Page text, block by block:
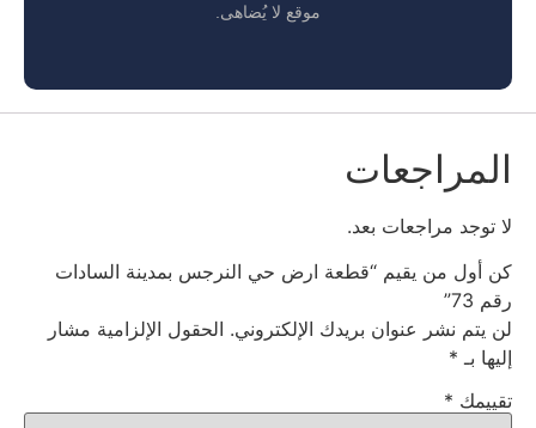
موقع لا يُضاهى.
المراجعات
لا توجد مراجعات بعد.
كن أول من يقيم “قطعة ارض حي النرجس بمدينة السادات
رقم 73”
لن يتم نشر عنوان بريدك الإلكتروني. الحقول الإلزامية مشار
إليها بـ *
تقييمك *